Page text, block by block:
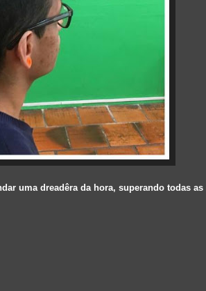
uma dreadêra da hora, superando todas as